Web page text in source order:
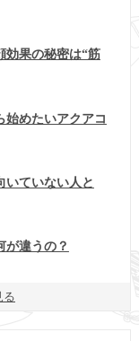
効果の秘密は“筋
始めたいアクアコ
いていない人と
が違うの？
る